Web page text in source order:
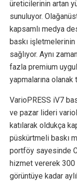
üreticilerinin artan
sunuluyor.
kapsamlı medya
baskı işletmelerinin
sağlıyor. Aynı
fazla premium
yapmalarına olanak
VarioPRESS iV7
ve pazar lideri
katılarak oldukça
püskürtmeli baskı
portföy sayesinde
hizmet vererek 300
görüntüye kadar